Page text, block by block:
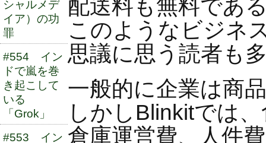
シャルメデ
イア）の功
罪
#554 イン
ドで嵐を巻
き起こして
いる
「Grok」
#553 イン
配送料も無料であ
このようなビジネ
思議に思う読者も
一般的に企業は商
しかしBlinkitでは
倉庫運営費、人件